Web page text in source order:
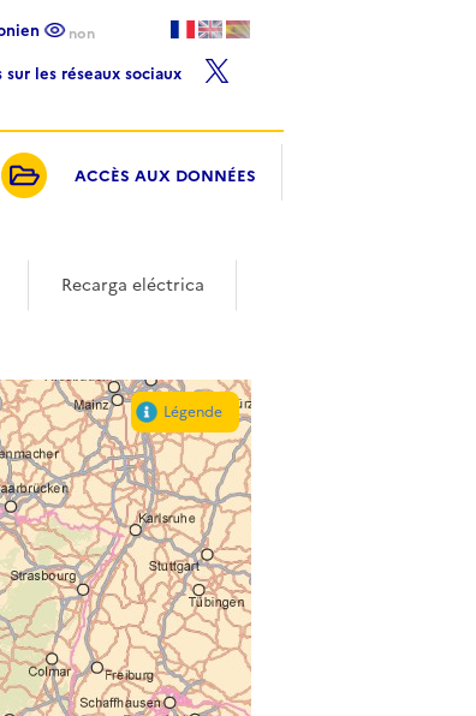
non
sur les réseaux sociaux
ACCÈS AUX DONNÉES
Recarga eléctrica
Légende